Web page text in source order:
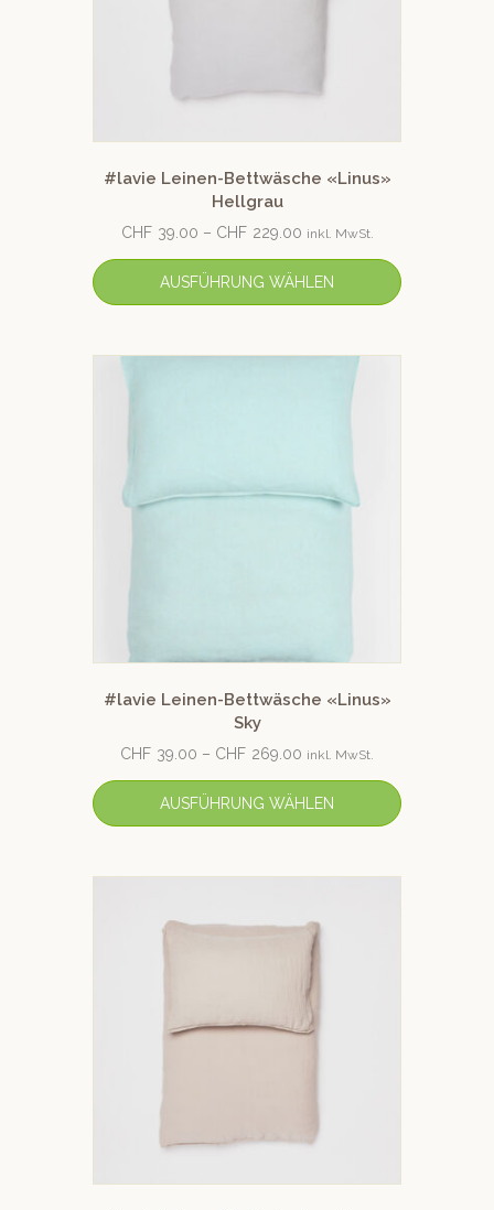
#lavie Leinen-Bettwäsche «Linus»
Hellgrau
CHF 39.00 – CHF 229.00 inkl. MwSt.
AUSFÜHRUNG WÄHLEN
#lavie Leinen-Bettwäsche «Linus»
Sky
CHF 39.00 – CHF 269.00 inkl. MwSt.
AUSFÜHRUNG WÄHLEN